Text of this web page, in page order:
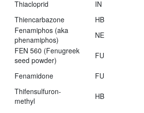
Thiacloprid IN
Thiencarbazone
HB
Fenamiphos (aka
phenamiphos)
NE
FEN 560 (Fenugreek
seed powder)
FU
Fenamidone FU
Thifensulfuron-
methyl
HB